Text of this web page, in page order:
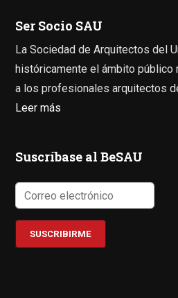
Ser Socio SAU
La Sociedad de Arquitectos del
históricamente el ámbito público
a los profesionales arquitectos
Leer más
Suscríbase al BeSAU